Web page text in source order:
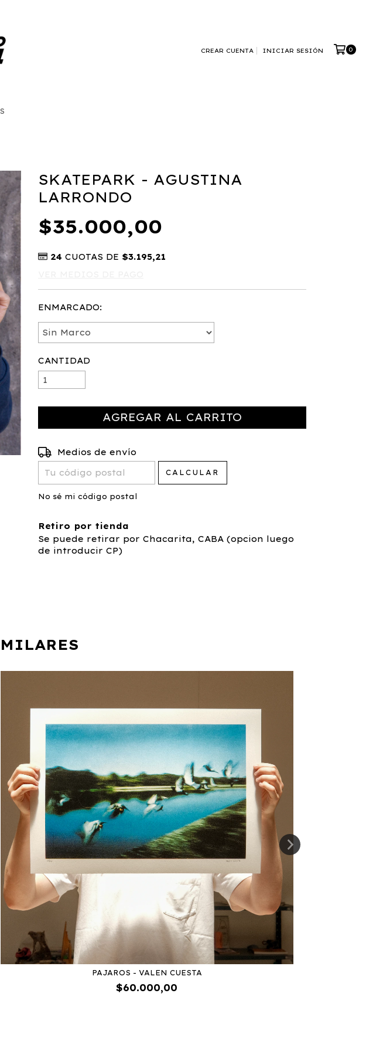
CREAR CUENTA INICIAR SESIÓN 0
SKATEPARK - AGUSTINA
LARRONDO
$35.000,00
24 CUOTAS DE $3.195,21
ENMARCADO:
CANTIDAD
Entregas para el CP:
Medios de envío
CALCULAR
No sé mi código postal
Retiro por tienda
Se puede retirar por Chacarita, CABA (opcion luego
de introducir CP)
PAJAROS - VALEN CUESTA
$60.000,00